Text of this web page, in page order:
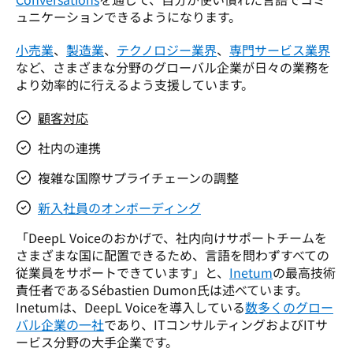
ュニケーションできるようになります。
小売業、 製造業、 テクノロジー業界、 専門サービス業界
など、さまざまな分野のグローバル企業が日々の業務を
より効率的に行えるよう支援しています。
顧客対応
社内の連携
複雑な国際サプライチェーンの調整
新入社員のオンボーディング
「DeepL Voiceのおかげで、社内向けサポートチームを
さまざまな国に配置できるため、言語を問わずすべての
従業員をサポートできています」と、 Inetumの最高技術
責任者であるSébastien Dumon氏は述べています。
Inetumは、DeepL Voiceを導入している数多くのグロー
バル企業の一社であり、ITコンサルティングおよびITサ
ービス分野の大手企業です。